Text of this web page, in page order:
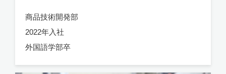
商品技術開発部
2022年入社
外国語学部卒